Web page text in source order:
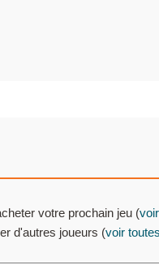
votre prochain jeu (
d'autres joueurs (voir